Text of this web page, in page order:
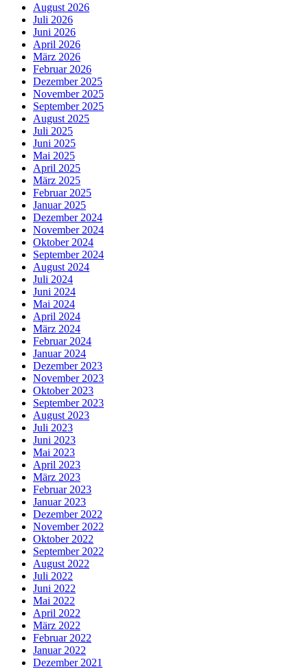
August 2026
Juli 2026
Juni 2026
April 2026
März 2026
Februar 2026
Dezember 2025
November 2025
September 2025
August 2025
Juli 2025
Juni 2025
Mai 2025
April 2025
März 2025
Februar 2025
Januar 2025
Dezember 2024
November 2024
Oktober 2024
September 2024
August 2024
Juli 2024
Juni 2024
Mai 2024
April 2024
März 2024
Februar 2024
Januar 2024
Dezember 2023
November 2023
Oktober 2023
September 2023
August 2023
Juli 2023
Juni 2023
Mai 2023
April 2023
März 2023
Februar 2023
Januar 2023
Dezember 2022
November 2022
Oktober 2022
September 2022
August 2022
Juli 2022
Juni 2022
Mai 2022
April 2022
März 2022
Februar 2022
Januar 2022
Dezember 2021